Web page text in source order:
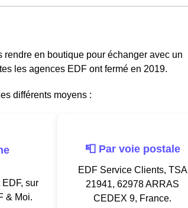
en boutique pour échanger avec un
les agences EDF ont fermé en 2019.
différents moyens :
sur
& Moi.
📮 Par voie postale
EDF Service Clients, TSA
21941, 62978 ARRAS
CEDEX 9, France.